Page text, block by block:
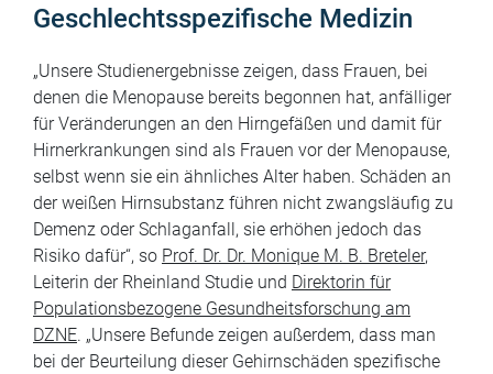
Geschlechtsspezifische Medizin
„Unsere Studienergebnisse zeigen, dass Frauen, bei
denen die Menopause bereits begonnen hat, anfälliger
für Veränderungen an den Hirngefäßen und damit für
Hirnerkrankungen sind als Frauen vor der Menopause,
selbst wenn sie ein ähnliches Alter haben. Schäden an
der weißen Hirnsubstanz führen nicht zwangsläufig zu
Demenz oder Schlaganfall, sie erhöhen jedoch das
Risiko dafür“, so Prof. Dr. Dr. Monique M. B. Breteler,
Leiterin der Rheinland Studie und Direktorin für
Populationsbezogene Gesundheitsforschung am
DZNE. „Unsere Befunde zeigen außerdem, dass man
bei der Beurteilung dieser Gehirnschäden spezifische